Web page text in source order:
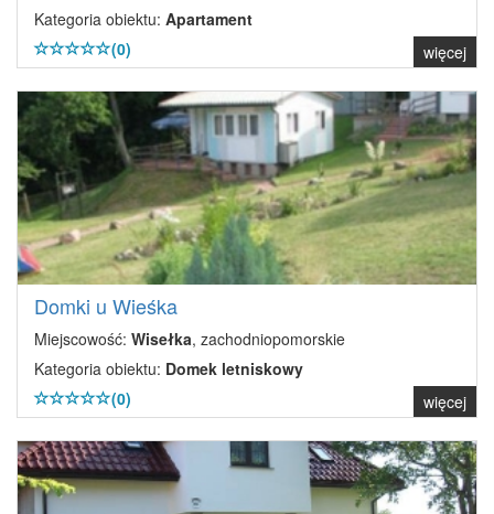
Kategoria obiektu: Apartament
(0)
więcej
Domki u Wieśka
Miejscowość: Wisełka, zachodniopomorskie
Kategoria obiektu: Domek letniskowy
(0)
więcej